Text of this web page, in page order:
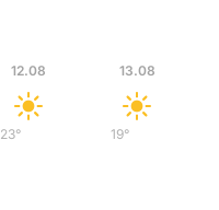
12.08
23°
13.08
19°